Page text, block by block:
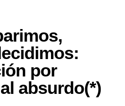
por
absurdo(*)